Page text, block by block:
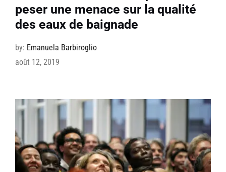
peser une menace sur la qualité
des eaux de baignade
by: Emanuela Barbiroglio
août 12, 2019